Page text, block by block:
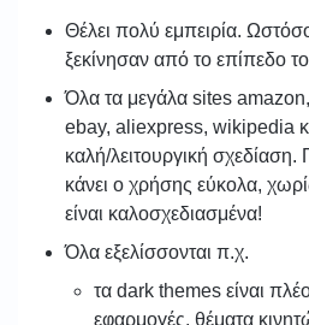
Θέλει πολύ εμπειρία.
ξεκίνησαν από το επίπεδο
Όλα τα μεγάλα sites
ebay, aliexpress, wikipedia
καλή/λειτουργική
κάνει ο χρήσης εύκολα,
είναι καλοσχεδιασμένα!
Όλα εξελίσσονται π.χ.
τα dark themes είναι
εφαρμογές, θέματα